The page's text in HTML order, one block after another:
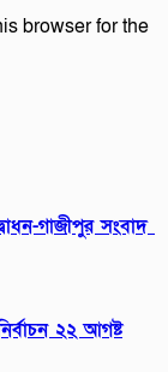
browser for the
গাজীপুর সংবাদ
২২ আগষ্ট